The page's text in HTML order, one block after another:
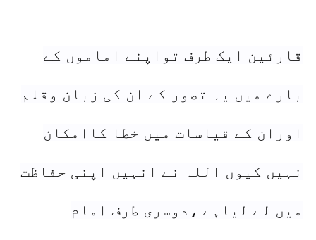
ہیں ،لفظوں کے استعمال میں بھی
بے احتیاطیاں ہوجاتی ہیں ،قول حق
کے لہجہ میں بھی بوئےحق نہیں
ہے،حوالہ جات میں اصل کے
ہے،لیکن ہم کواورہمارے ساتھ
قارئین ایک طرف تواپنے امامو‌ں کے
بارے میں یہ تصور کے ان کی زبان وقلم
اوران کے قیاسات میں خطا کاامکان
نہیں کیوں اللہ نے انہیں اپنی حفاظت
میں لے لیاہے ،دوسری طرف امام